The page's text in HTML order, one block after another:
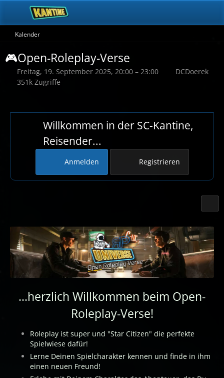
Kalender
🎮Open-Roleplay-Verse
Freitag, 19. September 2025, 20:00 – 23:00
DCDoerek
351k Zugriffe
Willkommen in der SC-Kantine,
Reisender...
Anmelden Registrieren
...herzlich Willkommen beim Open-
Roleplay-Verse!
Roleplay ist super und "Star Citizen" die perfekte
Spielwiese dafür!
Lerne Deinen Spielcharakter kennen und finde in ihm
einen neuen Freund!